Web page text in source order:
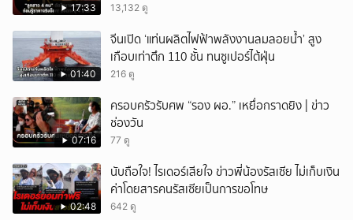
17:33 13,132 ดู
01:40
จีนเปิด ‘แท่นผลิตไฟฟ้าพลังงานลมลอยน้ำ’ สูง
เกือบเท่าตึก 110 ชั้น ทนซูเปอร์ไต้ฝุ่น
216 ดู
07:16
ครอบครัวรับศพ “รอง ผอ.” เหยื่อกราดยิง | ข่าว
ช่องวัน
77 ดู
02:48
นับถือใจ! ไรเดอร์เสียใจ ข่าวพี่น้องรัสเซีย ไม่เก็บเงิน
ค่าโดยสารคนรัสเซียเป็นการขอโทษ
642 ดู